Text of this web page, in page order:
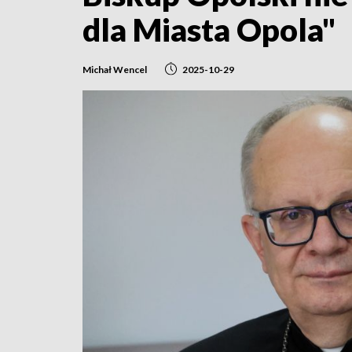
dla Miasta Opola"
Michał Wencel 2025-10-29